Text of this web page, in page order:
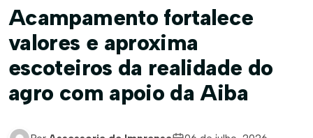
Acampamento fortalece
valores e aproxima
escoteiros da realidade do
agro com apoio da Aiba